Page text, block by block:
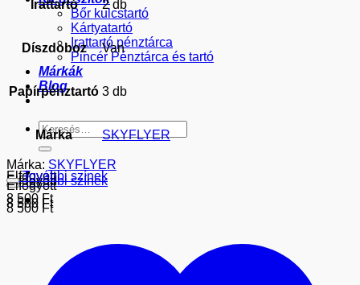
Bőr kulcstartó
Kártyatartó
Irattartó pénztárca
Pincér Pénztárca és tartó
Márkák
Blog
Keresés
a
következőre:
Irattartó 2 db
Díszdoboz Van
Papírpénztartó 3 db
Márka SKYFLYER
Márka: SKYFLYER
További színek
8 500 Ft
8 500 Ft
8 500 Ft
Elfogyott
Elfogyott
Elfogyott
További színek